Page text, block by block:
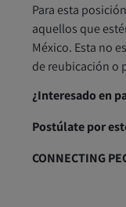
Para esta
aquellos que
México. Esta no
de reubicación o
¿Interesado en
Postúlate por
CONNECTING